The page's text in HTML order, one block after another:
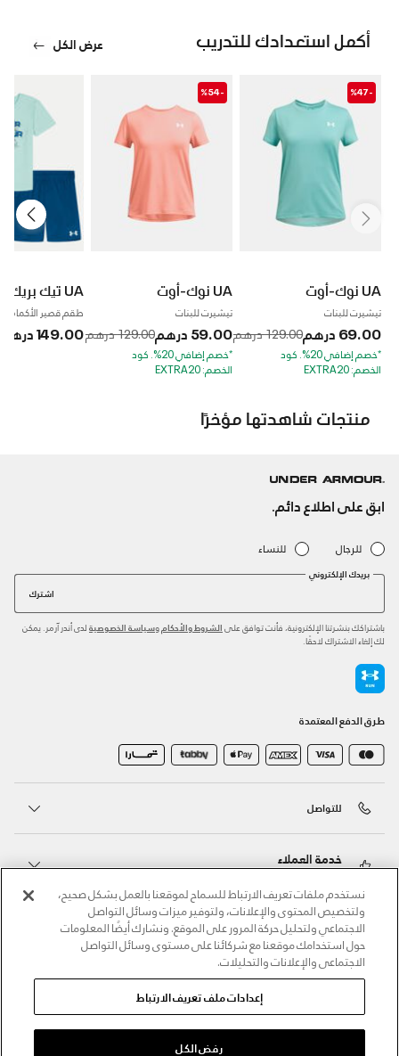
أكمل استعدادك للتدريب عرض الكل
-%47
UA نوك-أوت
تيشيرت للبنات
69.00 درهم 129.00 درهم
*خصم إضافي 20%. كود
الخصم: EXTRA20
-%54
UA نوك-أوت
تيشيرت للبنات
59.00 درهم 129.00 درهم
*خصم إضافي 20%. كود
الخصم: EXTRA20
UA تيك بريك بول
طقم قصير الأكمام
149.00 درهم
Price reduced from
to
منتجات شاهدتها مؤخرًا
ابق على اطلاع دائم.
للرجال للنساء
بريدك الإلكتروني
اشترك
باشتراكك بنشرتنا الإلكترونية، فأنت توافق على الشروط والأحكام وسياسة الخصوصية لدى أندر آرمر. يمكن
لك إلغاء الاشتراك لاحقًا.
طرق الدفع المعتمدة
للتواصل
خدمة العملاء
حول أندر آرمر
أندر آرمر على الشبكات الاجتماعية
نستخدم ملفات تعريف الارتباط للسماح لموقعنا بالعمل بشكل صحيح،
ولتخصيص المحتوى والإعلانات، ولتوفير ميزات وسائل التواصل
الاجتماعي ولتحليل حركة المرور على الموقع. ونشارك أيضًا المعلومات
حول استخدامك موقعنا مع شركائنا على مستوى وسائل التواصل
الاجتماعي والإعلانات والتحليلات.
إعدادات ملف تعريف الارتباط
رفض الكل